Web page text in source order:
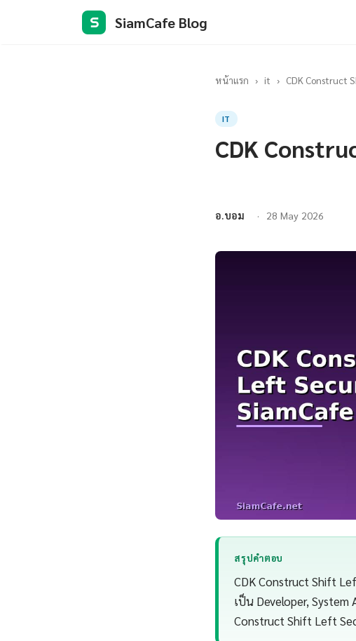
S SiamCafe Blog
หน้าแรก › it › CDK Construct
IT
CDK
อ.บอม 28 May 2026
สรุปคำตอบ
CDK Construct Shift
เป็น Developer, System
Construct Shift Left